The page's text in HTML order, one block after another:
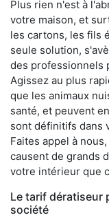
Plus rien n'est à
votre maison, et
les cartons, les fils
seule solution,
des professionnels
Agissez au plus
que les animaux
santé, et peuvent
sont définitifs dans
Faites appel à
causent de grands
votre intérieur que
Le tarif dératiseur
société